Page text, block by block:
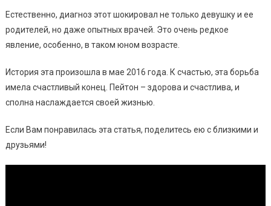
Естественно, диагноз этот шокировал не только девушку и ее
родителей, но даже опытных врачей. Это очень редкое
явление, особенно, в таком юном возрасте.
История эта произошла в мае 2016 года. К счастью, эта борьба
имела счастливый конец. Пейтон – здорова и счастлива, и
сполна наслаждается своей жизнью.
Если Вам понравилась эта статья, поделитесь ею с близкими и
друзьями!